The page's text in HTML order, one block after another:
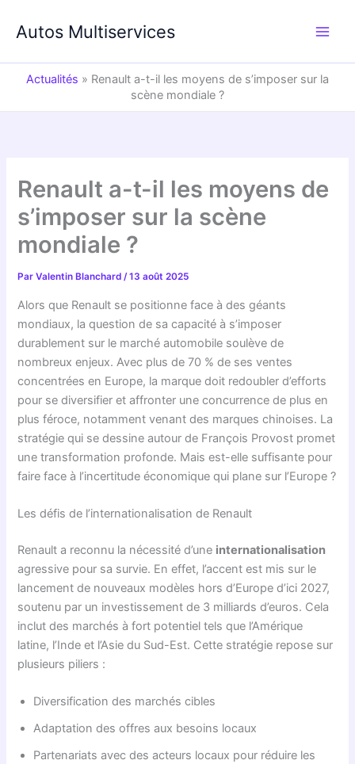
Autos Multiservices
Actualités » Renault a-t-il les moyens de s’imposer sur la
scène mondiale ?
Renault a-t-il les moyens de
s’imposer sur la scène
mondiale ?
ParValentin Blanchard/13 août 2025
Alors que Renault se positionne face à des géants
mondiaux, la question de sa capacité à s’imposer
durablement sur le marché automobile soulève de
nombreux enjeux. Avec plus de 70 % de ses ventes
concentrées en Europe, la marque doit redoubler d’efforts
pour se diversifier et affronter une concurrence de plus en
plus féroce, notamment venant des marques chinoises. La
stratégie qui se dessine autour de François Provost promet
une transformation profonde. Mais est-elle suffisante pour
faire face à l’incertitude économique qui plane sur l’Europe ?
Les défis de l’internationalisation de Renault
Renault a reconnu la nécessité d’une internationalisation
agressive pour sa survie. En effet, l’accent est mis sur le
lancement de nouveaux modèles hors d’Europe d’ici 2027,
soutenu par un investissement de 3 milliards d’euros. Cela
inclut des marchés à fort potentiel tels que l’Amérique
latine, l’Inde et l’Asie du Sud-Est. Cette stratégie repose sur
plusieurs piliers :
Diversification des marchés cibles
Adaptation des offres aux besoins locaux
Partenariats avec des acteurs locaux pour réduire les